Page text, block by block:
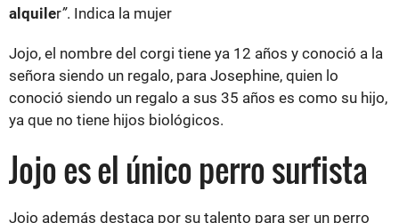
alquiler”. Indica la mujer
Jojo, el nombre del corgi tiene ya 12 años y conoció a la
señora siendo un regalo, para Josephine, quien lo
conoció siendo un regalo a sus 35 años es como su hijo,
ya que no tiene hijos biológicos.
Jojo es el único perro surfista
Jojo además destaca por su talento para ser un perro